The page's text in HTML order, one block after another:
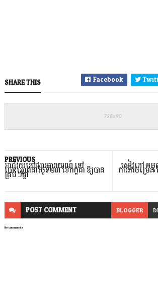
SHARE THIS Facebook
សៀវភៅ កម្
ការរីកចម្រើន
PREVIOUS
អាជីវករនៅផ្សារបារាយណ៍ ទៅ
បោះឆ្នោតនាថ្ងៃទី២៣ ខែកក្កដា ឱ្យបាន
គ្រប់ៗគ្នា
POSTCOMMENT BLOGGER
No comments